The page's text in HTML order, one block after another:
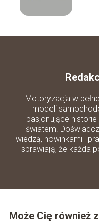
Motoryzacja w
modeli
pasjonujące
światem.
wiedzą, nowinkami i
sprawiają, że każda
Może Cię również